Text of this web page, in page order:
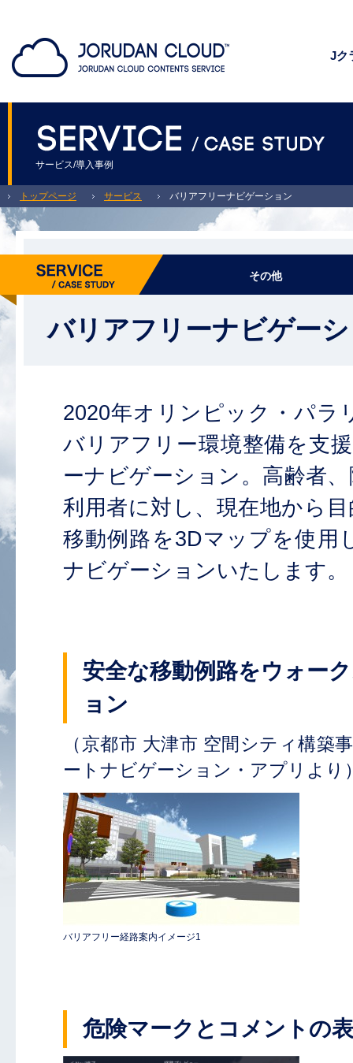
Jク
サービス/導入事例
トップページ サービス バリアフリーナビゲーション
その他
バリアフリーナビゲー
2020年オリンピック・パラ
バリアフリー環境整備を支
ーナビゲーション。高齢者
利用者に対し、現在地から
移動例路を3Dマップを使用
ナビゲーションいたします。
安全な移動例路をウォー
ョン
（京都市 大津市 空間シティ構築
ートナビゲーション・アプリより
バリアフリー経路案内イメージ1
危険マークとコメントの